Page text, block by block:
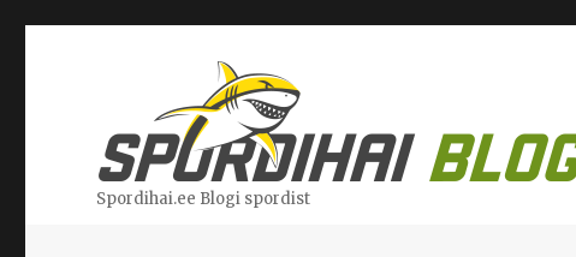
Spordihai.ee Blogi spordist